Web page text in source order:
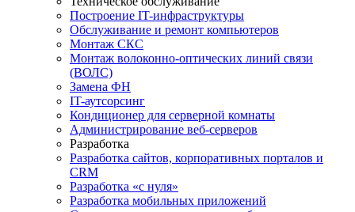
Построение IT-инфраструктуры
Обслуживание и ремонт компьютеров
Монтаж СКС
Монтаж волоконно-оптических линий связи
(ВОЛС)
Замена ФН
IT-аутсорсинг
Кондиционер для серверной комнаты
Администрирование веб-серверов
Разработка
Разработка сайтов, корпоративных порталов и
CRM
Разработка «с нуля»
Разработка мобильных приложений